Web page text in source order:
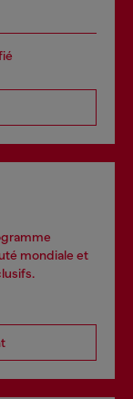
mondiale et